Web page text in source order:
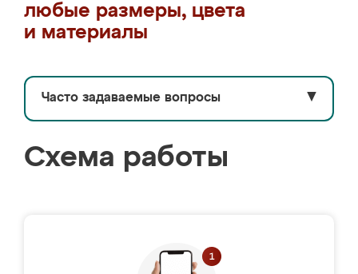
любые размеры, цвета
и материалы
Часто задаваемые вопросы ▼
Схема работы